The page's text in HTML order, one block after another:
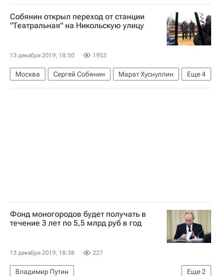
Собянин открыл переход от станции
"Театральная" на Никольскую улицу
13 декабря 2019, 18:50 1953
Еще4
Москва Сергей Собянин
Марат Хуснуллин
Новости - Недвижимость
Благоустройство
Фонд моногородов будет получать в
течение 3 лет по 5,5 млрд руб в год
13 декабря 2019, 18:38 227
Еще2
Владимир Путин